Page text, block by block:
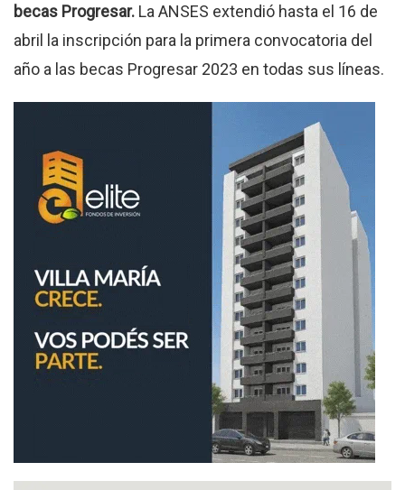
becas Progresar. La ANSES extendió hasta el 16 de
abril la inscripción para la primera convocatoria del
año a las becas Progresar 2023 en todas sus líneas.